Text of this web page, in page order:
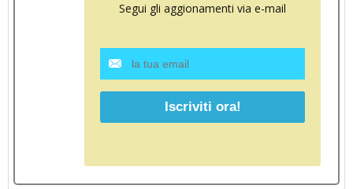
Segui gli aggionamenti via e-mail